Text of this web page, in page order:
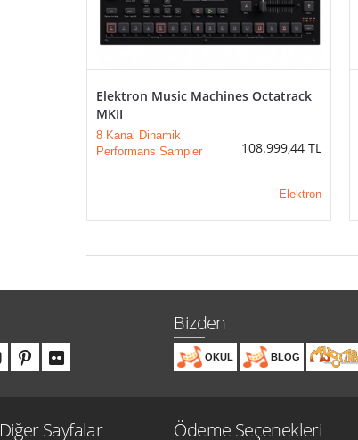
Elektron Music Machines Octatrack
MKII
8 Kanal Dinamik
Performans Sampler
108.999,44 TL
Elektron
Bizden
OKUL BLOG
Diğer Sayfalar Ödeme Seçenekleri